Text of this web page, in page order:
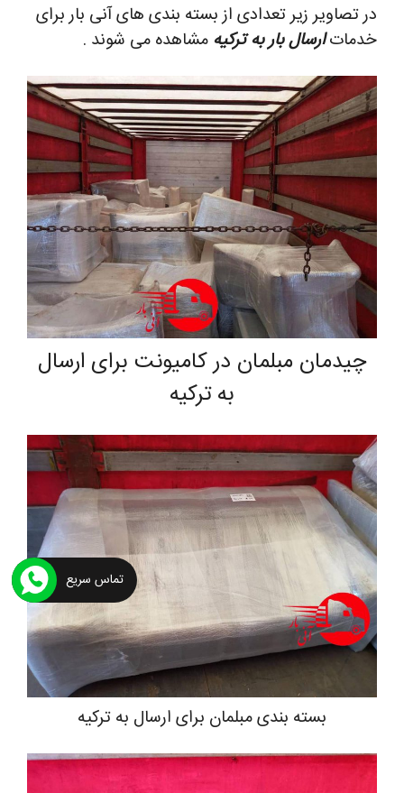
در تصاویر زیر تعدادی از بسته بندی های آنی بار برای
خدماتارسال بار به ترکیه مشاهده می شوند .
چیدمان مبلمان در کامیونت برای ارسال
به ترکیه
بسته بندی مبلمان برای ارسال به ترکیه
تماس سریع